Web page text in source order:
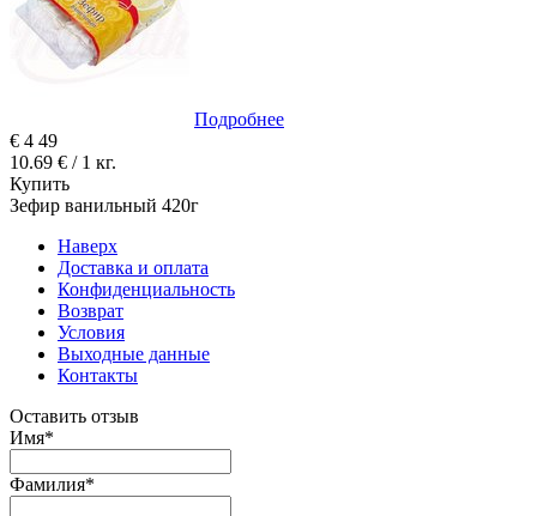
Подробнее
€ 4 49
10.69 € / 1 кг.
Купить
Зефир ванильный 420г
Наверх
Доставка и оплата
Конфиденциальность
Возврат
Условия
Выходные данные
Контакты
Оставить отзыв
Имя*
Фамилия*